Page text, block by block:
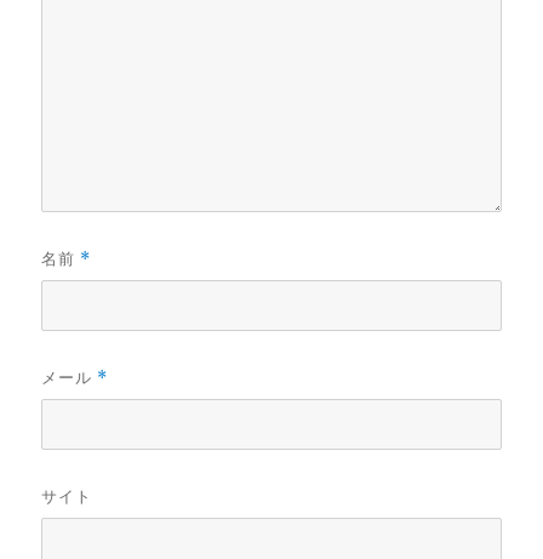
名前 *
メール *
サイト